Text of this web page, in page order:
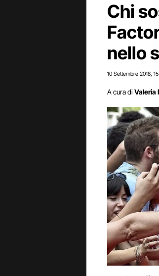
Chi
nello
10 Settembre 2018
A cura di Valeria